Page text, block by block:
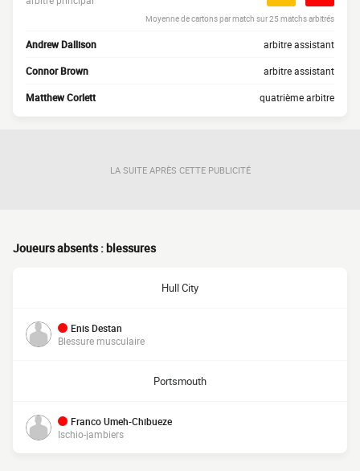
Moyenne de cartons par match sur 25 matchs arbitrés
Andrew Dallison arbitre assistant
Connor Brown arbitre assistant
Matthew Corlett quatrième arbitre
LA SUITE APRÈS CETTE PUBLICITÉ
Joueurs absents : blessures
Hull City
Enis Destan
Blessure musculaire
Portsmouth
Franco Umeh-Chibueze
Ischio-jambiers